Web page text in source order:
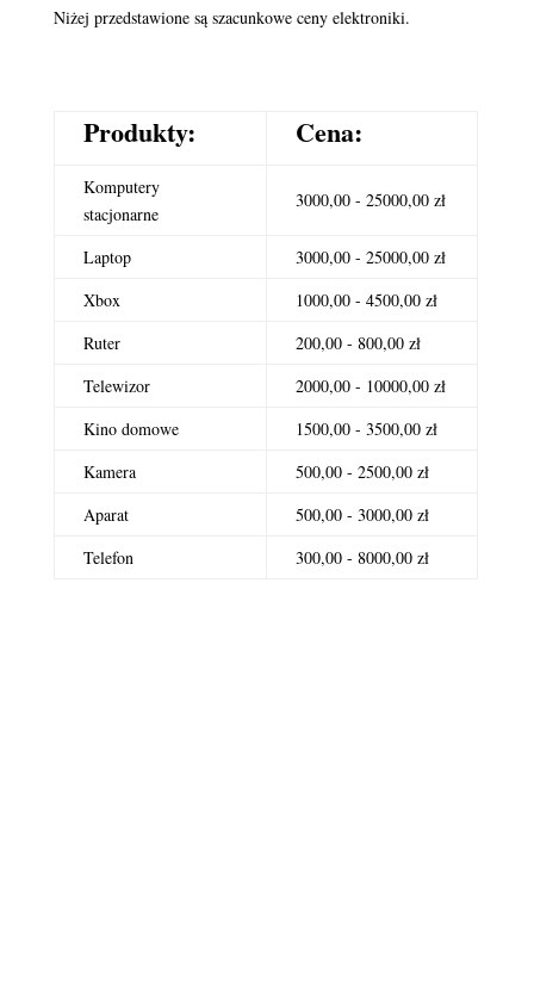
Niżej przedstawione są szacunkowe ceny elektroniki.
Produkty: Cena:
Komputery
stacjonarne
3000,00 - 25000,00 zł
Laptop
3000,00 - 25000,00 zł
Xbox
1000,00 - 4500,00 zł
Ruter
200,00 - 800,00 zł
Telewizor
2000,00 - 10000,00 zł
Kino domowe
1500,00 - 3500,00 zł
Kamera
500,00 - 2500,00 zł
Aparat
500,00 - 3000,00 zł
Telefon
300,00 - 8000,00 zł